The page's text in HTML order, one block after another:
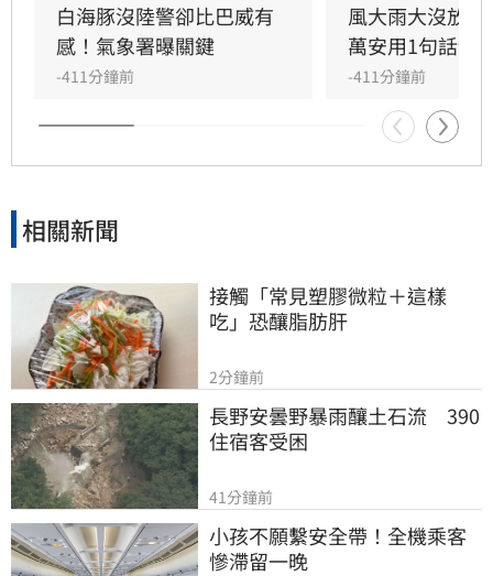
沉降影響，恐出現36度高溫及焚風。氣象署持續
發布陸上強風特報，提醒嘉義以北、恆春半島及
離島留意強陣風。
白海豚沒陸警卻比巴威有
感！氣象署曝關鍵
-411分鐘前
風大雨大沒放
萬安用1句話卸
-411分鐘前
相關新聞
接觸「常見塑膠微粒＋這樣
吃」恐釀脂肪肝
2分鐘前
長野安曇野暴雨釀土石流　390
住宿客受困
41分鐘前
小孩不願繫安全帶！全機乘客
慘滯留一晚